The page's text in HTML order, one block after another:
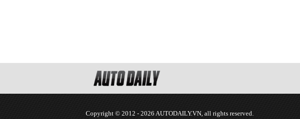
Copyright © 2012 - 2026 AUTODAILY.VN, all rights reserved.